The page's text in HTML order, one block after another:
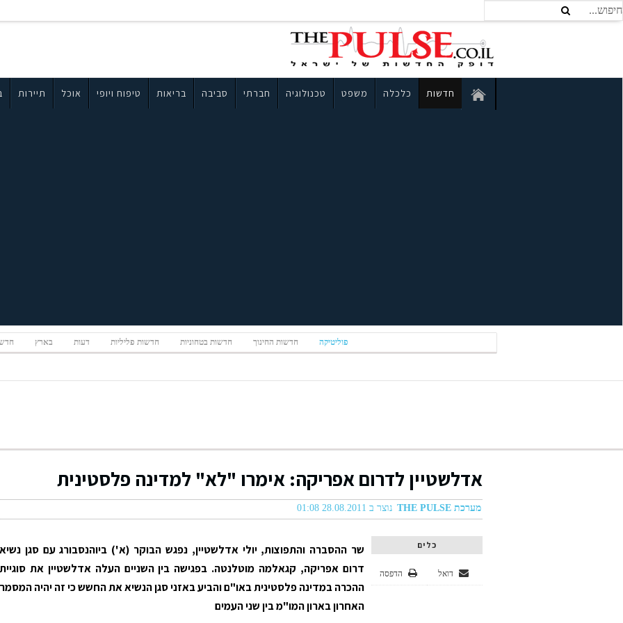
חדשות כלכלה משפט טכנולוגיה חברתי סביבה בריאות טיפוח ויופי אוכל תיירות
פוליטיקה חדשות החינוך חדשות בטחוניות חדשות פליליות דעות בארץ
אדלשטיין לדרום אפריקה: אימרו "לא" למדינה פלסטינית
מערכת THE PULSE נוצר ב 28.08.2011 01:08
כלים
הדפסה דואל
שר ההסברה והתפוצות, יולי אדלשטיין, נפגש הבוקר (א') ביוהנסבורג עם סגן נשיא
דרום אפריקה, קגאלמה מוטלנטה. בפגישה בין השניים העלה אדלשטיין את סוגיית
ההכרה במדינה פלסטינית באו"ם והביע באזני סגן הנשיא את החשש כי זה יהיה המסמר
האחרון בארון המו"מ בין שני העמים